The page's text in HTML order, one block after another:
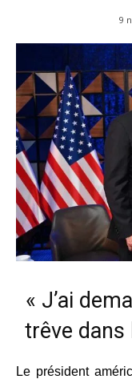
9
« J’ai
trêve dans
Le président